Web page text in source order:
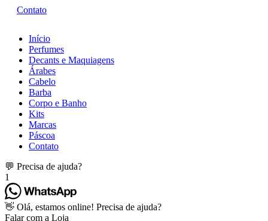
Contato
Início
Perfumes
Decants e Maquiagens
Árabes
Cabelo
Barba
Corpo e Banho
Kits
Marcas
Páscoa
Contato
💬 Precisa de ajuda?
1
👋 Olá, estamos online! Precisa de ajuda?
Falar com a Loja